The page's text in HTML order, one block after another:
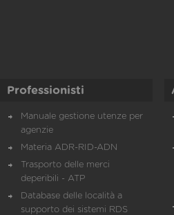
Professionisti
Manuale gestione utenze per
agenzie
Materia ADR-RID-ADN
Trasporto delle merci
deperibili - ATP
Database delle località a
supporto dei sistemi RDS